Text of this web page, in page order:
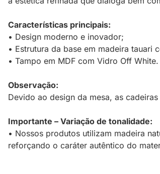
Características principais:
• Design moderno e inovador;
• Estrutura da base em madeira tauari
• Tampo em MDF com Vidro Off White.
Observação:
Devido ao design da mesa, as
Importante – Variação de tonalidade:
• Nossos produtos utilizam madeira
reforçando o caráter autêntico do